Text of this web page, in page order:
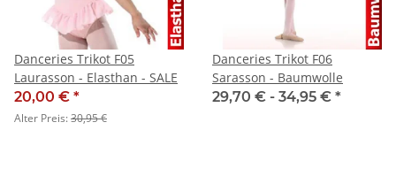
Danceries Trikot F05
Laurasson - Elasthan - SALE
20,00 € *
Alter Preis:30,95 €
Danceries Trikot F06
Sarasson - Baumwolle
29,70 € - 34,95 € *